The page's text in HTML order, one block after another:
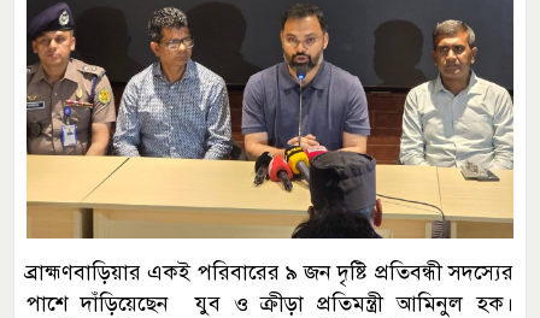
ব্রাহ্মণবাড়িয়ার একই পরিবারের ৯ জন দৃষ্টি প্রতিবন্ধী সদস্যের
পাশে দাঁড়িয়েছেন যুব ও ক্রীড়া প্রতিমন্ত্রী আমিনুল হক।